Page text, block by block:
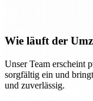
Wie läuft der
Unser Team erscheint
sorgfältig ein und
und zuverlässig.